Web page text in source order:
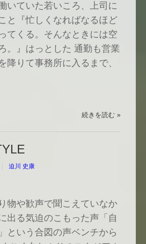
いていた若いころ、上司に
と『忙しくなればなるほど
てくる。そんなときには空
。』はっとした 通勤も営業
降りて事務所に入るまで、
続きを読む »
迫川 史康
物や歓声で聞こえていなか
出る気迫のこもった声「自
という合図の声ベンチから